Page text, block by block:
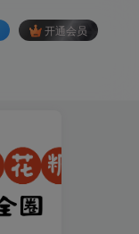
开通会员